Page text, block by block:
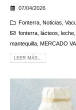
07/04/2026
Fonterra, Noticias
fonterra, lácteos leche,
mantequilla MERCADO
LEER MÁS...